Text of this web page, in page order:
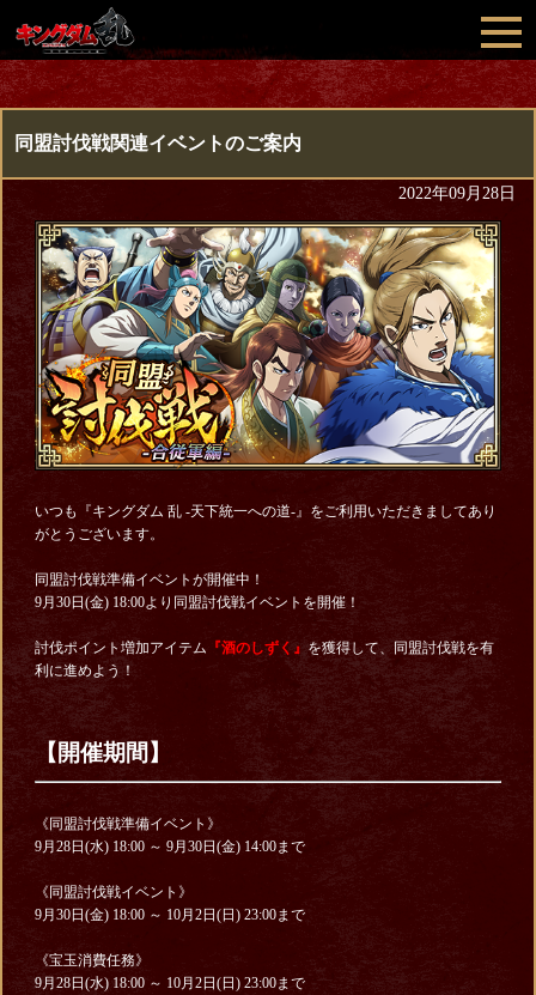
同盟討伐戦関連イベントのご案内
2022年09月28日
いつも『キングダム 乱 -天下統一への道-』をご利用いただきましてあり
がとうございます。
同盟討伐戦準備イベントが開催中！
9月30日(金) 18:00より同盟討伐戦イベントを開催！
討伐ポイント増加アイテム 『酒のしずく』 を獲得して、同盟討伐戦を有
利に進めよう！
【開催期間】
《同盟討伐戦準備イベント》
9月28日(水) 18:00 ～ 9月30日(金) 14:00まで
《同盟討伐戦イベント》
9月30日(金) 18:00 ～ 10月2日(日) 23:00まで
《宝玉消費任務》
9月28日(水) 18:00 ～ 10月2日(日) 23:00まで